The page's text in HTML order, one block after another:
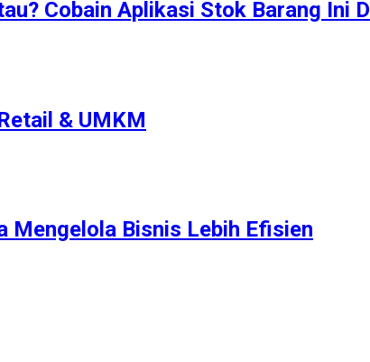
Cobain Aplikasi Stok Barang Ini
& UMKM
Mengelola Bisnis Lebih Efisien